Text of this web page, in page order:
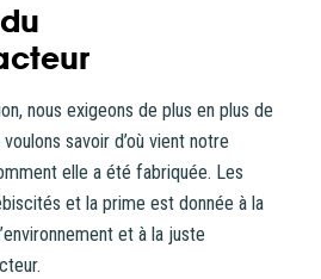
nous exigeons de plus en plus de
savoir d’où vient notre
elle a été fabriquée. Les
et la prime est donnée à la
et à la juste
plateforme de souscription